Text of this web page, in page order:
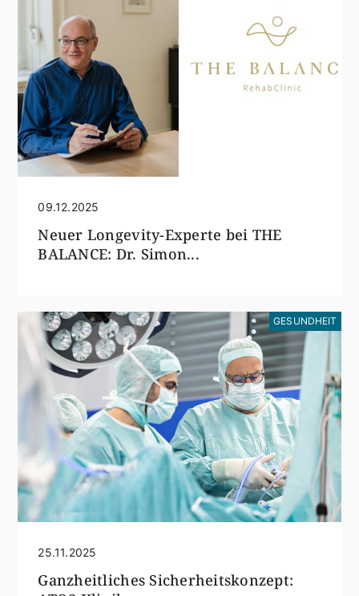
09.12.2025
Neuer Longevity-Experte bei THE
BALANCE: Dr. Simon...
GESUNDHEIT
25.11.2025
Ganzheitliches Sicherheitskonzept: